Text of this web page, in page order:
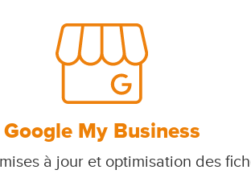
Google My Business
à jour et optimisation des